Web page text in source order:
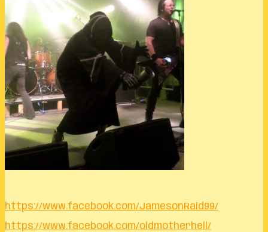
https://www.facebook.com/JamesonRaid99/
https://www.facebook.com/oldmotherhell/